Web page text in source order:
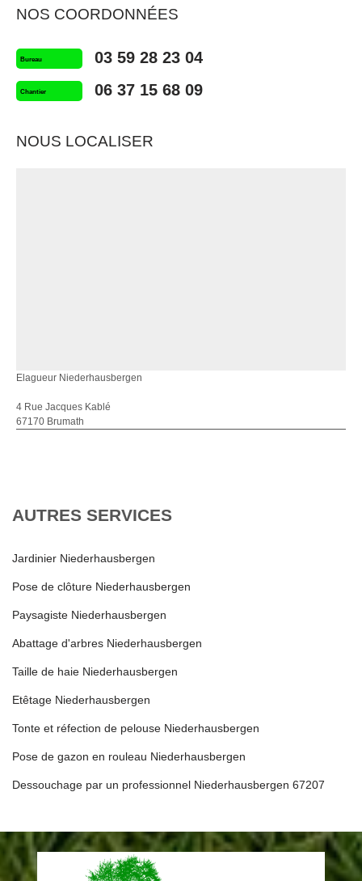
NOS COORDONNÉES
Bureau 03 59 28 23 04
Chantier 06 37 15 68 09
NOUS LOCALISER
Elagueur Niederhausbergen
4 Rue Jacques Kablé
67170 Brumath
AUTRES SERVICES
Jardinier Niederhausbergen
Pose de clôture Niederhausbergen
Paysagiste Niederhausbergen
Abattage d'arbres Niederhausbergen
Taille de haie Niederhausbergen
Etêtage Niederhausbergen
Tonte et réfection de pelouse Niederhausbergen
Pose de gazon en rouleau Niederhausbergen
Dessouchage par un professionnel Niederhausbergen 67207